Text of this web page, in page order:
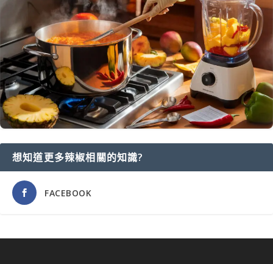
想知道更多辣椒相關的知識?
FACEBOOK